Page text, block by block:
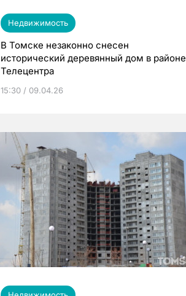
Недвижимость
В Томске незаконно снесен
исторический деревянный дом в районе
Телецентра
15:30 / 09.04.26